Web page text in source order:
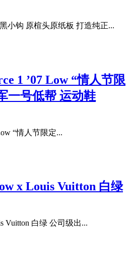
小钩 原楦头原纸板 打造纯正...
1 ’07 Low “情人节限
一号低帮 运动鞋
“情人节限定...
x Louis Vuitton 白绿
Vuitton 白绿 公司级出...